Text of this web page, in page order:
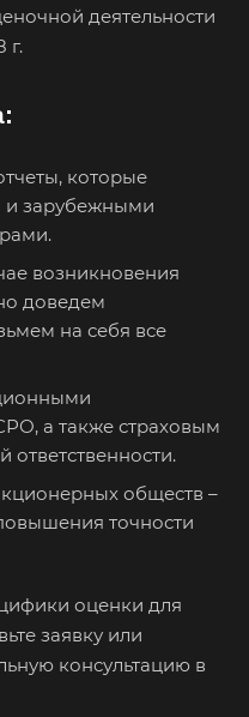
деятельности
г.
которые
и зарубежными
возникновения
доведем
на себя все
а также страховым
обществ –
точности
оценки для
заявку или
консультацию в